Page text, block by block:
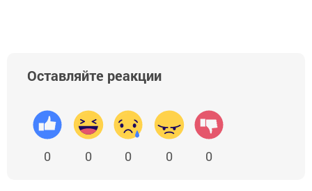
Оставляйте реакции
0 0 0 0 0